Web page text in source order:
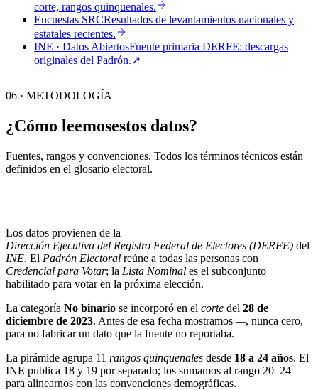
corte, rangos quinquenales.
Encuestas SRCResultados de levantamientos nacionales y
estatales recientes.
INE · Datos AbiertosFuente primaria DERFE: descargas
originales del Padrón.↗︎
06 · METODOLOGÍA
¿Cómo leemosestos datos?
Fuentes, rangos y convenciones. Todos los términos técnicos están
definidos en el glosario electoral.
Los datos provienen de la
Dirección Ejecutiva del Registro Federal de Electores (DERFE) del
INE. El Padrón Electoral reúne a todas las personas con
Credencial para Votar; la Lista Nominal es el subconjunto
habilitado para votar en la próxima elección.
La categoría No binario se incorporó en el corte del 28 de
diciembre de 2023. Antes de esa fecha mostramos —, nunca cero,
para no fabricar un dato que la fuente no reportaba.
La pirámide agrupa 11 rangos quinquenales desde 18 a 24 años. El
INE publica 18 y 19 por separado; los sumamos al rango 20–24
para alinearnos con las convenciones demográficas.